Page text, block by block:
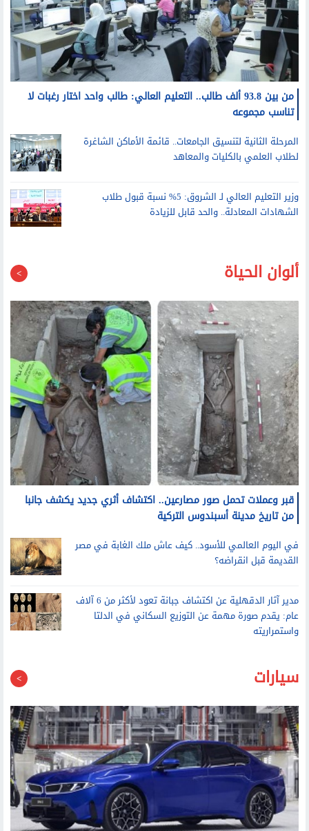
من بين 93.8 ألف طالب.. التعليم العالي: طالب واحد اختار رغبات لا
تناسب مجموعه
المرحلة الثانية لتنسيق الجامعات.. قائمة الأماكن الشاغرة
لطلاب العلمي بالكليات والمعاهد
وزير التعليم العالي لـ الشروق: 5% نسبة قبول طلاب
الشهادات المعادلة.. والحد قابل للزيادة
ألوان الحياة
قبر وعملات تحمل صور مصارعين.. اكتشاف أثري جديد يكشف جانبا
من تاريخ مدينة أسبندوس التركية
في اليوم العالمي للأسود.. كيف عاش ملك الغابة في مصر
القديمة قبل انقراضه؟
مدير آثار الدقهلية عن اكتشاف جبانة تعود لأكثر من 6 آلاف
عام: يقدم صورة مهمة عن التوزيع السكاني في الدلتا
واستمراريته
سيارات